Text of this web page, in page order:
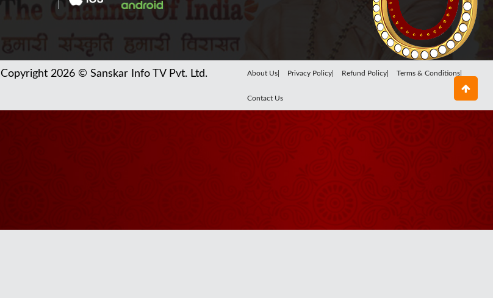
Copyright 2026 © Sanskar Info TV Pvt. Ltd. About Us| Privacy Policy| Refund Policy| Terms & Conditions|
Contact Us